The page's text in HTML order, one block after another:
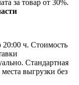
за товар от 30%.
20:00 ч. Стоимость
Стандартная
выгрузки без